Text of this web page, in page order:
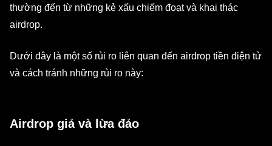
thường đến từ những kẻ xấu chiếm đoạt và khai thác
airdrop.
Dưới đây là một số rủi ro liên quan đến airdrop tiền điện tử
và cách tránh những rủi ro này:
Airdrop giả và lừa đảo